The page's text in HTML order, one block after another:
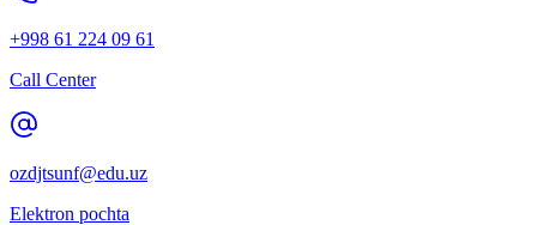
+998 61 224 09 61
Call Center
ozdjtsunf@edu.uz
Elektron pochta